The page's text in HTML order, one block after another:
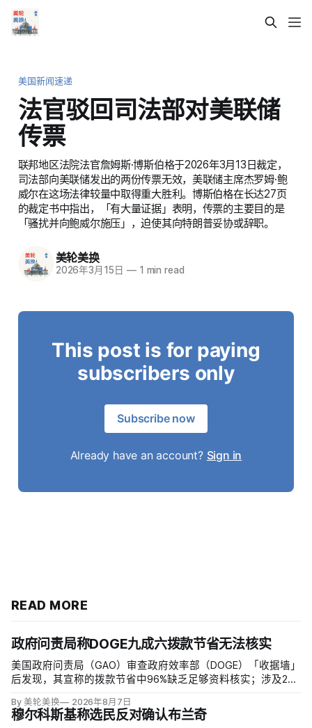
美国新闻速递
法官驳回司法部对美联储
传票
联邦地区法院法官詹姆斯·博斯伯格于2026年3月13日裁定，
司法部向美联储发出的两份传票无效，美联储主席杰罗姆·鲍
威尔在这场法律较量中取得重大胜利。博斯伯格在长达27页
的裁定书中指出，「有大量证据」表明，传票的主要目的是
「骚扰并向鲍威尔施压」，迫使其向特朗普妥协或辞职。
美轮美换
2026年3月15日 —1 min read
This post is for paying
subscribers only
Subscribe now
Already have an account? Sign in
READ MORE
政府问责局称DOGE九成六拨款节省无法核实
美国政府问责局（GAO）审查政府效率部（DOGE）「收据墙」
后发现，其宣称的拨款节省中96%缺乏足够资料核实；涉及274
三分之二无法验证或不符合其公开方法，264份拟终止租约中
108份早已进入终止流程。
By 美轮美换 2026年8月7日
穆尔科斯基称选民反对确认布兰奇